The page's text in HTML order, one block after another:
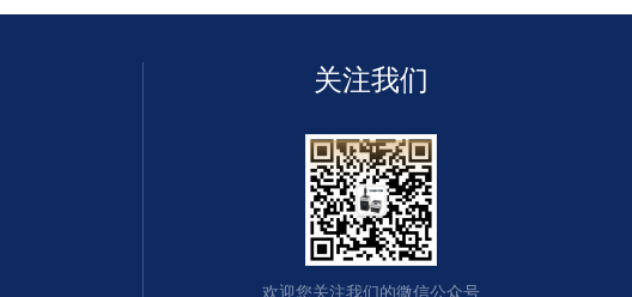
关注我们
欢迎您关注我们的微信公众号